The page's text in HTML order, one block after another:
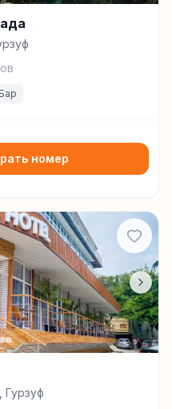
Бар
номер
Гурзуф